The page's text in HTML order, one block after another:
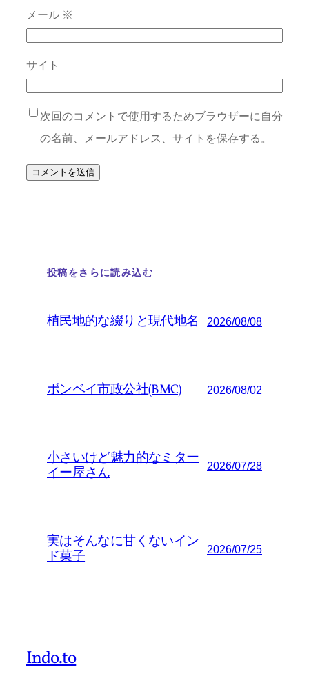
メール ※
サイト
次回のコメントで使用するためブラウザーに自分
の名前、メールアドレス、サイトを保存する。
投稿をさらに読み込む
植民地的な綴りと現代地名 2026/08/08
ボンベイ市政公社(BMC) 2026/08/02
小さいけど魅力的なミター
イー屋さん
2026/07/28
実はそんなに甘くないイン
ド菓子
2026/07/25
Indo.to